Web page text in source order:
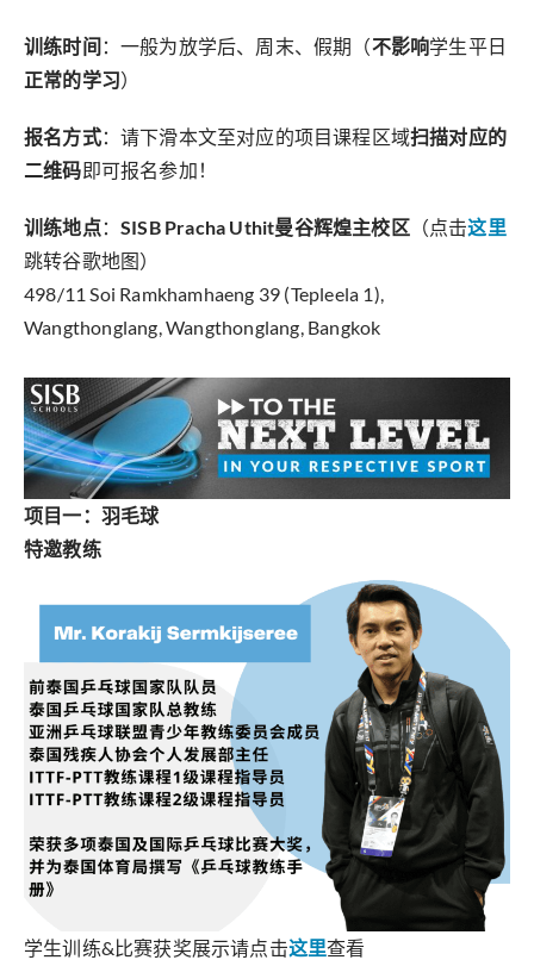
训练时间 ：一般为放学后、周末、假期（不影响学生平日
正常的学习）
报名方式：请下滑本文至对应的项目课程区域扫描对应的
二维码即可报名参加！
训练地点：SISB Pracha Uthit曼谷辉煌主校区（点击这里
跳转谷歌地图）
498/11 Soi Ramkhamhaeng 39 (Tepleela 1),
Wangthonglang, Wangthonglang, Bangkok
项目一：羽毛球
特邀教练
学生训练&比赛获奖展示请点击这里查看